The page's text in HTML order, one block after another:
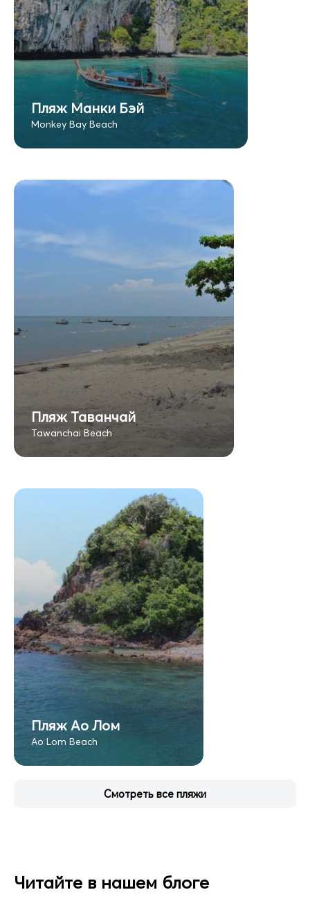
Пляж Манки Бэй
Monkey Bay Beach
Пляж Таванчай
Tawanchai Beach
Пляж Ао Лом
Ao Lom Beach
Смотреть все пляжи
Читайте в нашем блоге